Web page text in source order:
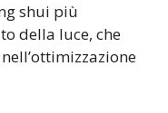
shui più
della luce, che